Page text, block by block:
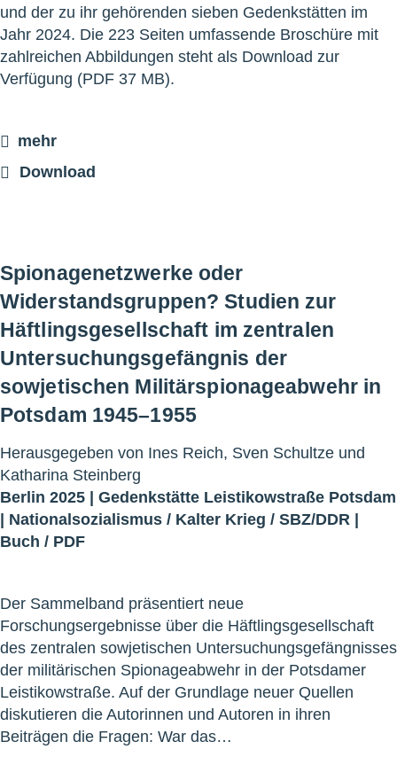
und der zu ihr gehörenden sieben Gedenkstätten im
Jahr 2024. Die 223 Seiten umfassende Broschüre mit
zahlreichen Abbildungen steht als Download zur
Verfügung (PDF 37 MB).
mehr
Download
Spionagenetzwerke oder
Widerstandsgruppen? Studien zur
Häftlingsgesellschaft im zentralen
Untersuchungsgefängnis der
sowjetischen Militärspionageabwehr in
Potsdam 1945–1955
Herausgegeben von Ines Reich, Sven Schultze und
Katharina Steinberg
Berlin 2025 | Gedenkstätte Leistikowstraße Potsdam
| Nationalsozialismus / Kalter Krieg / SBZ/DDR |
Buch / PDF
Der Sammelband präsentiert neue
Forschungsergebnisse über die Häftlingsgesellschaft
des zentralen sowjetischen Untersuchungsgefängnisses
der militärischen Spionageabwehr in der Potsdamer
Leistikowstraße. Auf der Grundlage neuer Quellen
diskutieren die Autorinnen und Autoren in ihren
Beiträgen die Fragen: War das…